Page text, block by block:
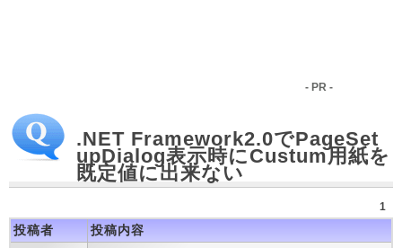
- PR -
.NET Framework2.0でPageSet
upDialog表示時にCustum用紙を
既定値に出来ない
1
投稿者 投稿内容